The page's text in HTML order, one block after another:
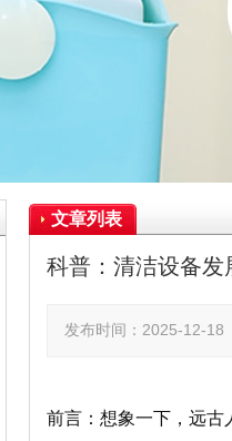
文章列表
科普：清洁设备
发布时间：2025-12-
前言：想象一下，远古